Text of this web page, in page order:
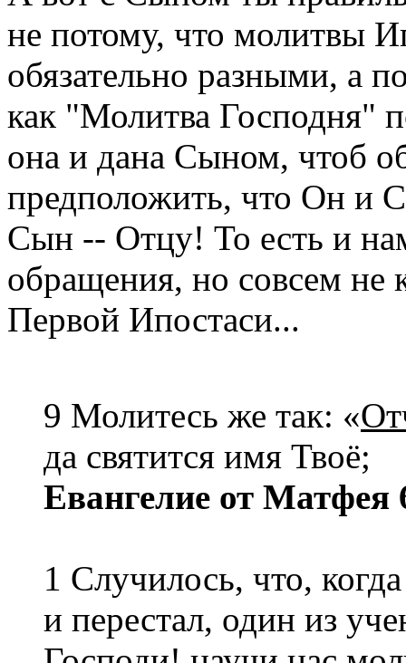
не потому, что молитвы
обязательно разными, а
как "Молитва Господня"
она и дана Сыном, чтоб
предположить, что Он и
Сын -- Отцу! То есть и
обращения, но совсем не
Первой Ипостаси...
9 Молитесь же так: «
да святится имя Твоё;
Евангелие от Матфея
1 Случилось, что,
и перестал, один из